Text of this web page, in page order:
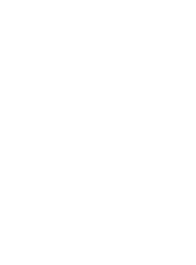
EN
DE